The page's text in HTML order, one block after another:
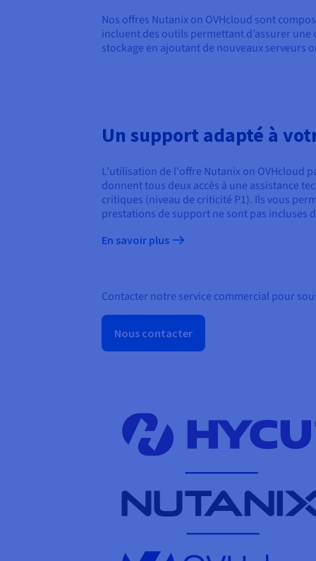
Nos offres Nutanix on OVHcloud sont
incluent des outils permettant d’assurer
stockage en ajoutant de nouveaux serveurs
Un support adapté à
L’utilisation de l'offre Nutanix on OVHcloud
donnent tous deux accès à une assistance
critiques (niveau de criticité P1). Ils vous
prestations de support ne sont pas incluses
En savoir plus
Contacter notre service commercial pour
Nous contacter